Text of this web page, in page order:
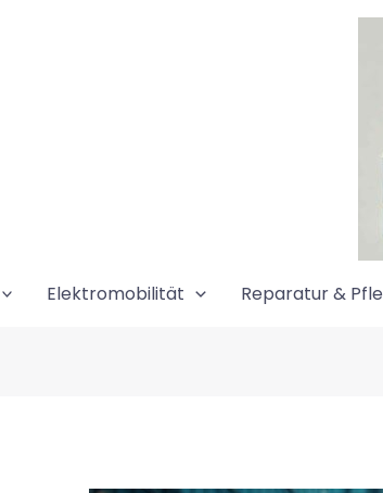
Elektromobilität Reparatur &